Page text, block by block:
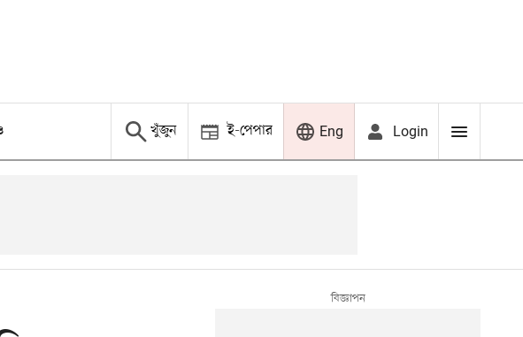
খুঁজুন ই-পেপার Eng Login